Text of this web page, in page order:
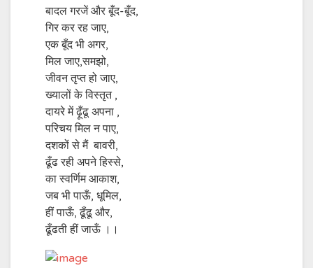
बादल गरजें और बूँद-बूँद,
गिर कर रह जाए,
एक बूँद भी अगर,
मिल जाए,समझो,
जीवन तृप्त हो जाए,
ख्यालों के विस्तृत ,
दायरे में ढ़ूँढू अपना ,
परिचय मिल न पाए,
दशकों से मैं बावरी,
ढूँढ रही अपने हिस्से,
का स्वर्णिम आकाश,
जब भी पाऊँ, धूमिल,
हीं पाऊँ, ढूँढू और,
ढूँढती हीं जाऊँ ।।